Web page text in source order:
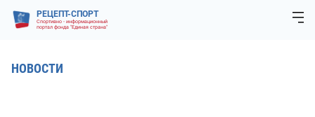
РЕЦЕПТ-СПОРТ
Спортивно - информационный
портал фонда "Единая страна"
НОВОСТИ